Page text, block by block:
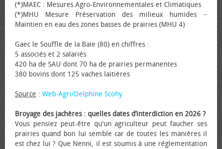
(*)MAEC : Mesures Agro-Environnementales et Climatiques
(*)MHU Mesure Préservation des milieux humides −
Maintien en eau des zones basses de prairies (MHU 4)
Gaec le Souffle de la Baie (80) en chiffres :
5 associés et 2 salariés
420 ha de SAU dont 70 ha de prairies permanentes
380 bovins dont 125 vaches laitières
Source : Web-Agri/Delphine Scohy
Broyage des jachères : quelles dates d’interdiction en 2026 ?
Vous pensiez peut-être qu'un agriculteur peut faucher ses
prairies quand bon lui semble car de toutes les manières il
est chez lui ? Que Nenni, il est soumis à une réglementation